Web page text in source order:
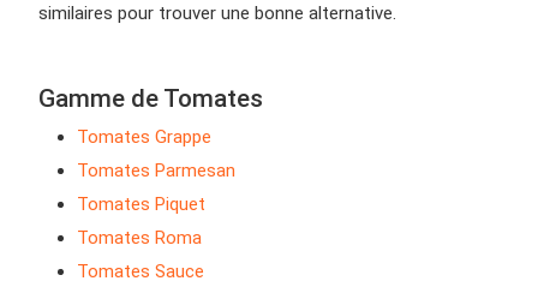
similaires pour trouver une bonne alternative.
Gamme de Tomates
Tomates Grappe
Tomates Parmesan
Tomates Piquet
Tomates Roma
Tomates Sauce